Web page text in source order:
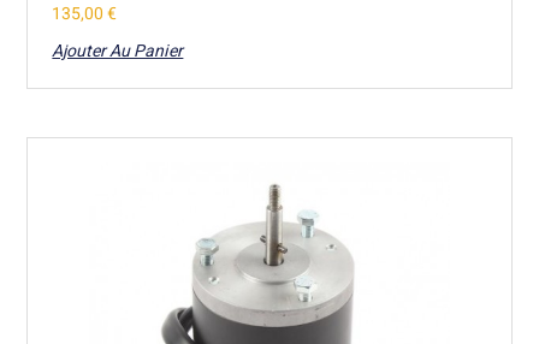
135,00€
Ajouter Au Panier